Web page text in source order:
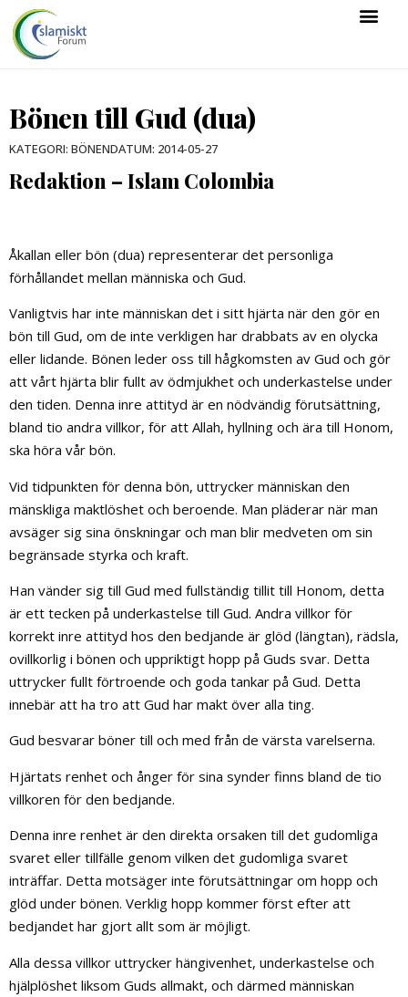
Bönen till Gud (dua)
KATEGORI: BÖNENDATUM: 2014-05-27
Redaktion – Islam Colombia
Åkallan eller bön (dua) representerar det personliga
förhållandet mellan människa och Gud.
Vanligtvis har inte människan det i sitt hjärta när den gör en
bön till Gud, om de inte verkligen har drabbats av en olycka
eller lidande. Bönen leder oss till hågkomsten av Gud och gör
att vårt hjärta blir fullt av ödmjukhet och underkastelse under
den tiden. Denna inre attityd är en nödvändig förutsättning,
bland tio andra villkor, för att Allah, hyllning och ära till Honom,
ska höra vår bön.
Vid tidpunkten för denna bön, uttrycker människan den
mänskliga maktlöshet och beroende. Man pläderar när man
avsäger sig sina önskningar och man blir medveten om sin
begränsade styrka och kraft.
Han vänder sig till Gud med fullständig tillit till Honom, detta
är ett tecken på underkastelse till Gud. Andra villkor för
korrekt inre attityd hos den bedjande är glöd (längtan), rädsla,
ovillkorlig i bönen och uppriktigt hopp på Guds svar. Detta
uttrycker fullt förtroende och goda tankar på Gud. Detta
innebär att ha tro att Gud har makt över alla ting.
Gud besvarar böner till och med från de värsta varelserna.
Hjärtats renhet och ånger för sina synder finns bland de tio
villkoren för den bedjande.
Denna inre renhet är den direkta orsaken till det gudomliga
svaret eller tillfälle genom vilken det gudomliga svaret
inträffar. Detta motsäger inte förutsättningar om hopp och
glöd under bönen. Verklig hopp kommer först efter att
bedjandet har gjort allt som är möjligt.
Alla dessa villkor uttrycker hängivenhet, underkastelse och
hjälplöshet liksom Guds allmakt, och därmed människan